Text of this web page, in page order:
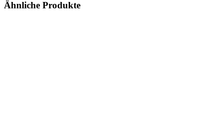
Ähnliche Produkte